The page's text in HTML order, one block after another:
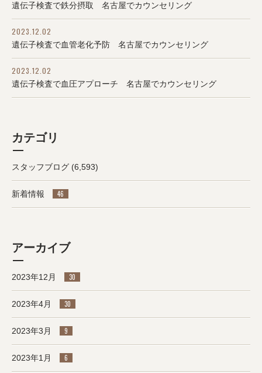
遺伝子検査で鉄分摂取 名古屋でカウンセリング
2023.12.02
遺伝子検査で血管老化予防 名古屋でカウンセリング
2023.12.02
遺伝子検査で血圧アプローチ 名古屋でカウンセリング
カテゴリ
スタッフブログ (6,593)
新着情報 46
アーカイブ
2023年12月 30
2023年4月 30
2023年3月 9
2023年1月 6